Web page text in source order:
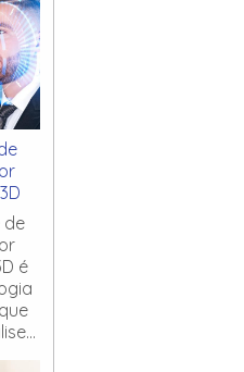
de
é